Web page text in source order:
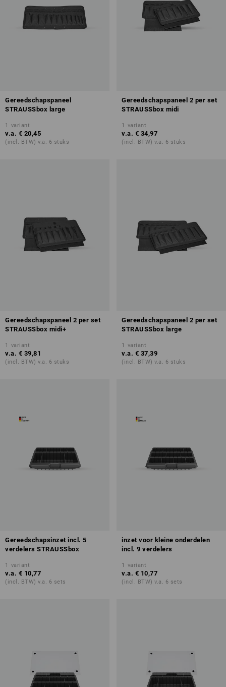
Gereedschapspaneel
STRAUSSbox large
1 variant
v.a. € 20,45
(incl. BTW) v.a. 6 stuks
Gereedschapspaneel 2 per set
STRAUSSbox midi
1 variant
v.a. € 34,97
(incl. BTW) v.a. 6 stuks
Gereedschapspaneel 2 per set
STRAUSSbox midi+
1 variant
v.a. € 39,81
(incl. BTW) v.a. 6 stuks
Gereedschapspaneel 2 per set
STRAUSSbox large
1 variant
v.a. € 37,39
(incl. BTW) v.a. 6 stuks
Gereedschapsinzet incl. 5
verdelers STRAUSSbox
1 variant
v.a. € 10,77
(incl. BTW) v.a. 6 sets
inzet voor kleine onderdelen
incl. 9 verdelers
1 variant
v.a. € 10,77
(incl. BTW) v.a. 6 sets